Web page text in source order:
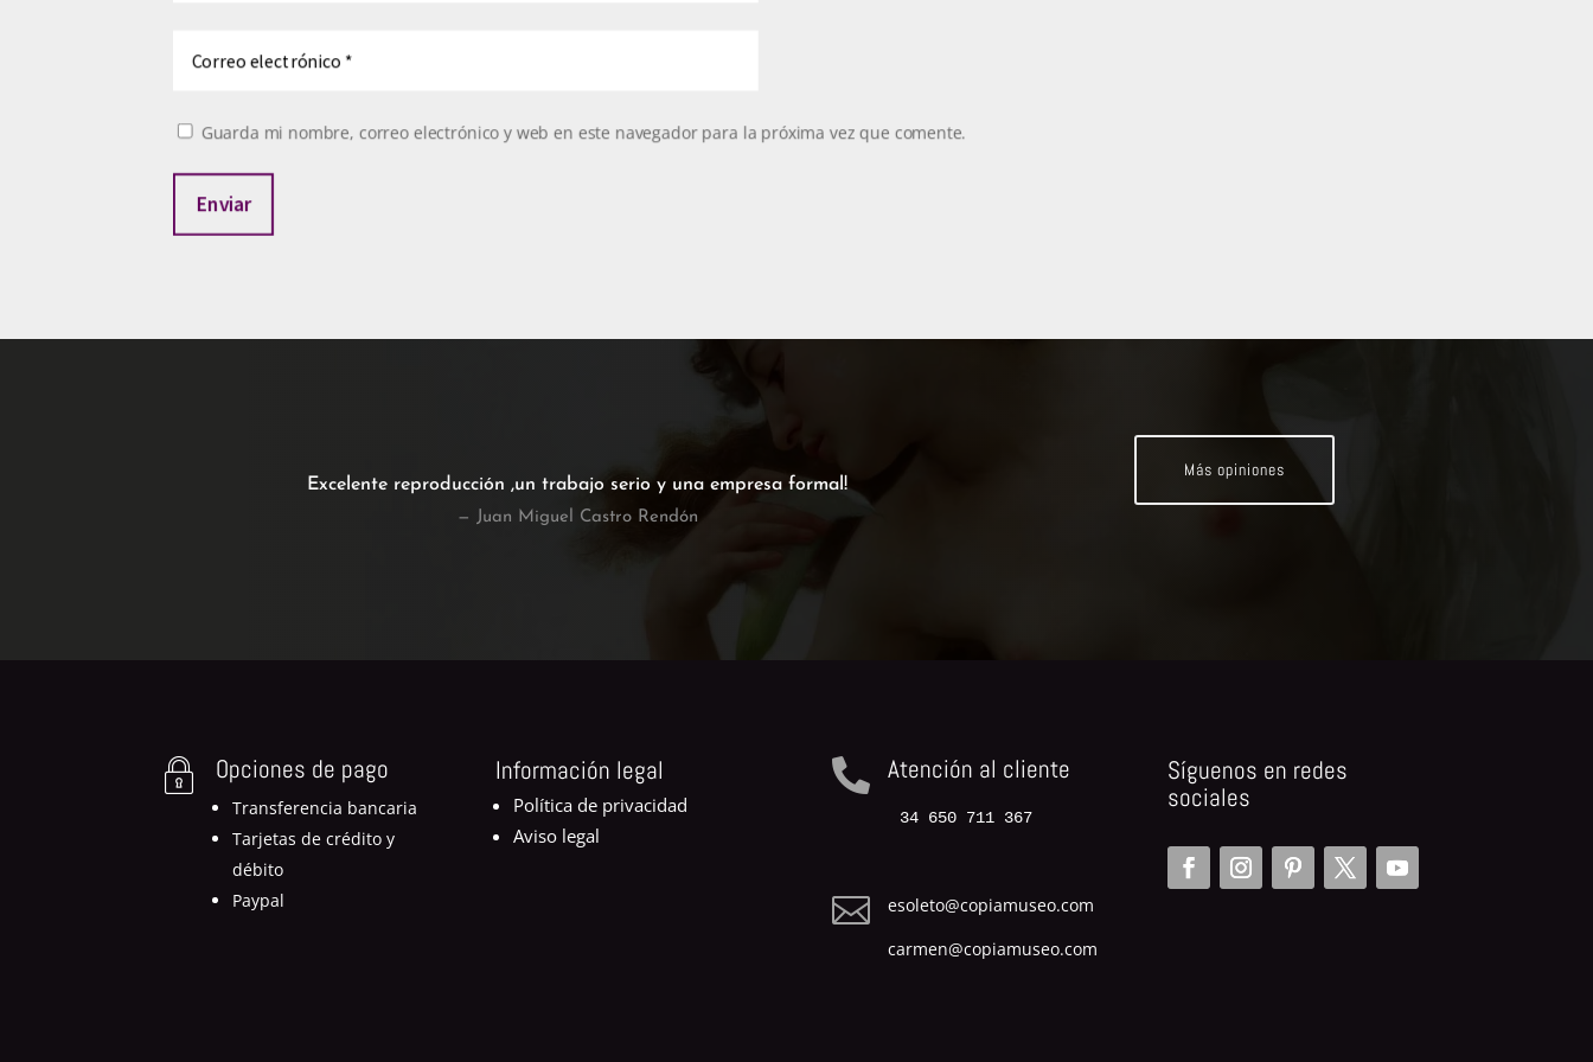
Guarda mi nombre, correo electrónico y web en este navegador para la próxima vez que comente.
Enviar
Excelente reproducción ,un trabajo serio y una empresa formal!
— Juan Miguel Castro Rendón
Más opiniones
Opciones de pago
Transferencia bancaria
Tarjetas de crédito y
débito
Paypal
Información legal
Política de privacidad
Aviso legal
 Atención al cliente
34 650 711 367

esoleto@copiamuseo.com
carmen@copiamuseo.com
Síguenos en redes
sociales